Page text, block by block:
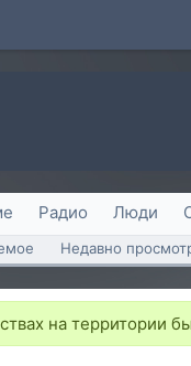
Радио Люди
Недавно
на территории